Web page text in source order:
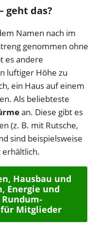
geht das?
Namen nach im
genommen ohne
es andere
luftiger Höhe zu
ein Haus auf einem
Als beliebteste
an. Diese gibt es
(z. B. mit Rutsche,
sind beispielsweise
erhältlich.
Hausbau und
Energie und
Mitglieder